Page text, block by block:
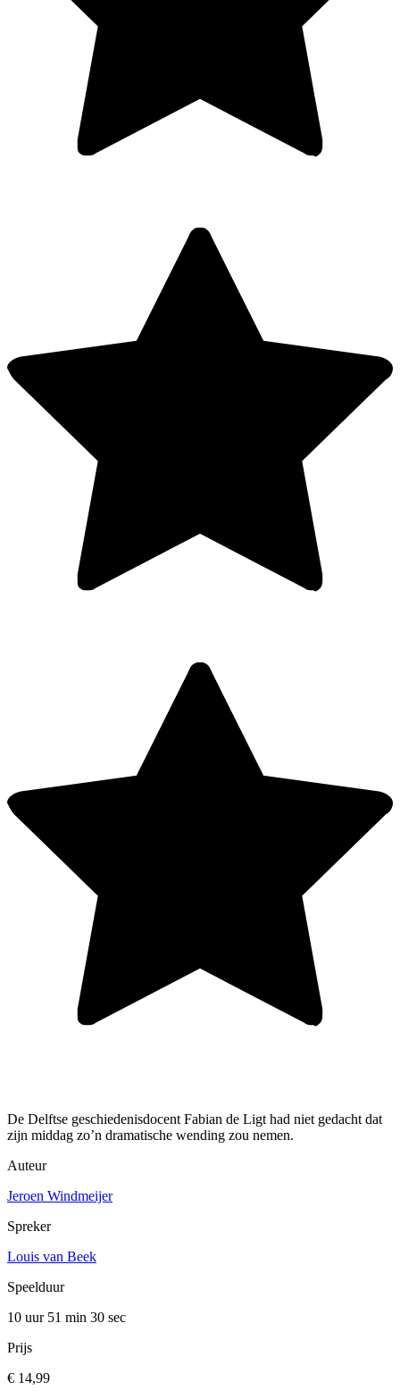
De Delftse geschiedenisdocent Fabian de Ligt had niet gedacht dat
zijn middag zo’n dramatische wending zou nemen.
Auteur
Jeroen Windmeijer
Spreker
Louis van Beek
Speelduur
10 uur 51 min 30 sec
Prijs
€ 14,99